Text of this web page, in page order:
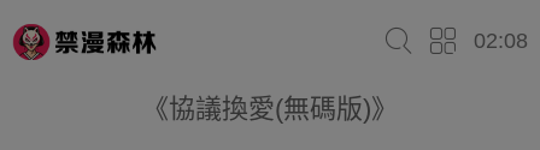
02:08
《協議換愛(無碼版)》